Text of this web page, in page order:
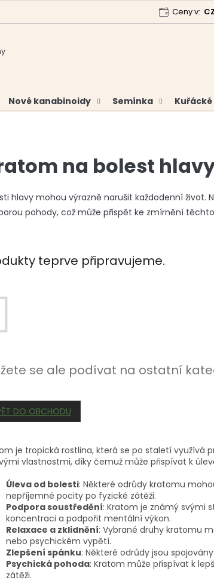
Analýzy a
Ceny v:
Nové kanabinoidy Semínka
na bolest
hlavy mohou výrazně narušit každodenní
pohody, což může přispět ke zmírnění
teprve připravujeme.
se ale podívat na ostatní
DO OBCHODU
je tropická rostlina, která se po staletí využívá
vlastnostmi, díky čemuž může přispívat k
Úleva od bolesti: Některé odrůdy kratomu
nepříjemné pocity po fyzické zátěži.
Podpora soustředění: Kratom je známý svými
koncentraci a podpořit mentální výkon.
Relaxace a zklidnění: Vybrané druhy kratomu
nebo psychickém vypětí.
Zlepšení spánku: Některé odrůdy jsou
Psychická pohoda: Kratom může přispívat k
zátěži.